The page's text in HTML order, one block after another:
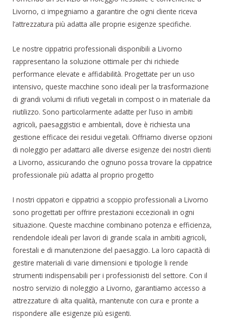
Livorno, ci impegniamo a garantire che ogni cliente riceva
l’attrezzatura più adatta alle proprie esigenze specifiche.
Le nostre cippatrici professionali disponibili a Livorno
rappresentano la soluzione ottimale per chi richiede
performance elevate e affidabilità. Progettate per un uso
intensivo, queste macchine sono ideali per la trasformazione
di grandi volumi di rifiuti vegetali in compost o in materiale da
riutilizzo. Sono particolarmente adatte per l’uso in ambiti
agricoli, paesaggistici e ambientali, dove è richiesta una
gestione efficace dei residui vegetali. Offriamo diverse opzioni
di noleggio per adattarci alle diverse esigenze dei nostri clienti
a Livorno, assicurando che ognuno possa trovare la cippatrice
professionale più adatta al proprio progetto
I nostri cippatori e cippatrici a scoppio professionali a Livorno
sono progettati per offrire prestazioni eccezionali in ogni
situazione. Queste macchine combinano potenza e efficienza,
rendendole ideali per lavori di grande scala in ambiti agricoli,
forestali e di manutenzione del paesaggio. La loro capacità di
gestire materiali di varie dimensioni e tipologie li rende
strumenti indispensabili per i professionisti del settore. Con il
nostro servizio di noleggio a Livorno, garantiamo accesso a
attrezzature di alta qualità, mantenute con cura e pronte a
rispondere alle esigenze più esigenti.